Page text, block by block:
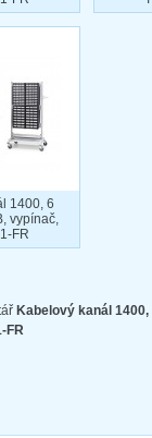
1400, 6
vypínač,
FR
Kabelový kanál
FR